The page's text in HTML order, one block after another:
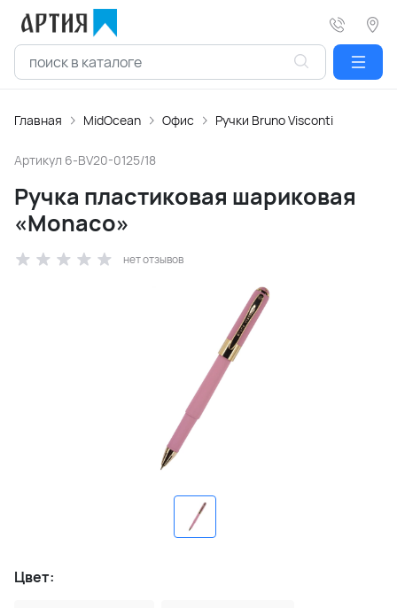
Главная MidOcean Офис Ручки Bruno Visconti
Артикул 6-BV20-0125/18
Ручка пластиковая шариковая
«Monaco»
нет отзывов
Цвет: